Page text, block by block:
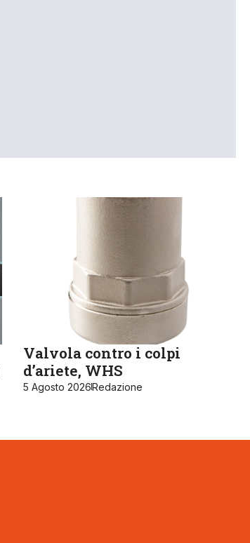
Valvola contro i colpi
d’ariete, WHS
5 Agosto 2026Redazione